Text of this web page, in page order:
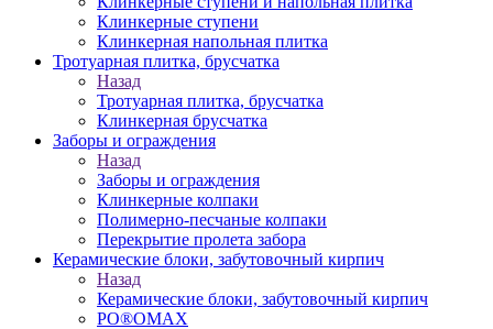
Клинкерные ступени
Клинкерная напольная плитка
Тротуарная плитка, брусчатка
Назад
Тротуарная плитка, брусчатка
Клинкерная брусчатка
Заборы и ограждения
Назад
Заборы и ограждения
Клинкерные колпаки
Полимерно-песчаные колпаки
Перекрытие пролета забора
Керамические блоки, забутовочный кирпич
Назад
Керамические блоки, забутовочный кирпич
PO®OMAX